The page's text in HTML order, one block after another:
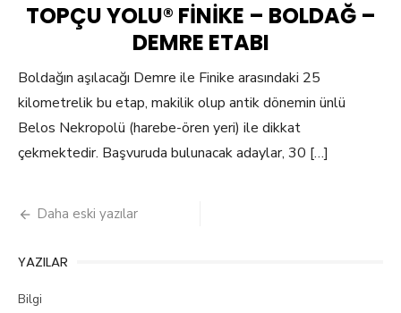
TOPÇU YOLU® FINIKE – BOLDAĞ –
DEMRE ETABI
Boldağın aşılacağı Demre ile Finike arasındaki 25
kilometrelik bu etap, makilik olup antik dönemin ünlü
Belos Nekropolü (harebe-ören yeri) ile dikkat
çekmektedir. Başvuruda bulunacak adaylar, 30 […]
Yazı
Daha eski yazılar
YAZILAR
Bilgi